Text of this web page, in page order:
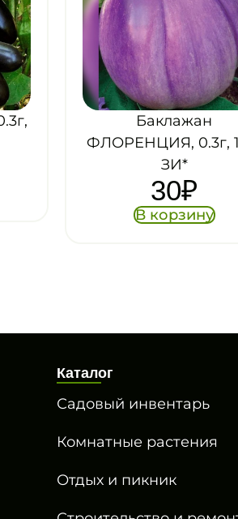
20
Баклажан РОБИН
0.3г, 1/20 ЗИ
24
В корзину
Каталог
Садовый инвентарь
Комнатные растения
Отдых и пикник